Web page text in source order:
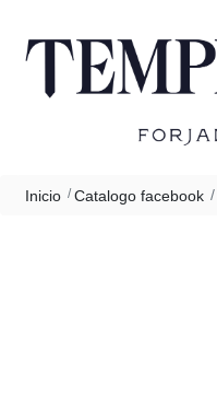
Inicio Catalogo facebook